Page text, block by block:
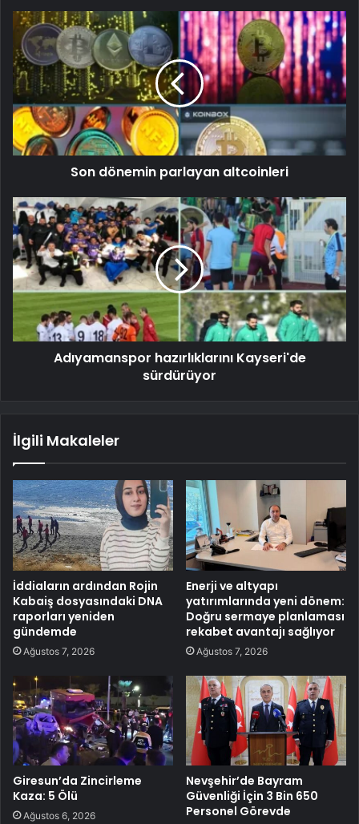
Son dönemin parlayan altcoinleri
Adıyamanspor hazırlıklarını Kayseri'de
sürdürüyor
İlgili Makaleler
İddiaların ardından Rojin
Kabaiş dosyasındaki DNA
raporları yeniden
gündemde
Ağustos 7, 2026
Enerji ve altyapı
yatırımlarında yeni dönem:
Doğru sermaye planlaması
rekabet avantajı sağlıyor
Ağustos 7, 2026
Giresun’da Zincirleme
Kaza: 5 Ölü
Ağustos 6, 2026
Nevşehir’de Bayram
Güvenliği İçin 3 Bin 650
Personel Görevde